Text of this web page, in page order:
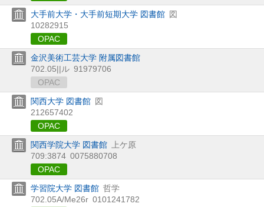
大手前大学・大手前短期大学 図書館 図
10282915
OPAC
金沢美術工芸大学 附属図書館
702.05||ル 91979706
OPAC
関西大学 図書館 図
212657402
OPAC
関西学院大学 図書館
上ケ原
709:3874 0075880708
OPAC
学習院大学 図書館 哲学
702.05A/Me26r 0101241782